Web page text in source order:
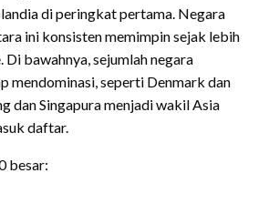
di peringkat pertama. Negara
ini konsisten memimpin sejak lebih
Di bawahnya, sejumlah negara
mendominasi, seperti Denmark dan
dan Singapura menjadi wakil Asia
daftar.
besar: